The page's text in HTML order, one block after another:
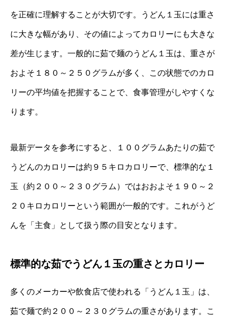
を正確に理解することが大切です。うどん１玉には重さ
に大きな幅があり、その値によってカロリーにも大きな
差が生じます。一般的に茹で麺のうどん１玉は、重さが
およそ１８０～２５０グラムが多く、この状態でのカロ
リーの平均値を把握することで、食事管理がしやすくな
ります。
最新データを参考にすると、１００グラムあたりの茹で
うどんのカロリーは約９５キロカロリーで、標準的な１
玉（約２００～２３０グラム）ではおおよそ１９０～２
２０キロカロリーという範囲が一般的です。これがうど
んを「主食」として扱う際の目安となります。
標準的な茹でうどん１玉の重さとカロリー
多くのメーカーや飲食店で使われる「うどん１玉」は、
茹で麺で約２００～２３０グラムの重さがあります。こ